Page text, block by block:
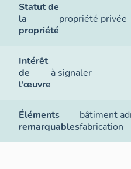
Statut de
la
propriété
propriété privée
Intérêt
de
l'œuvre
à signaler
Éléments
remarquables
bâtiment
fabrication